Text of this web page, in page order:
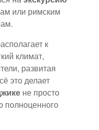
или римским
к
климат,
развитая
это делает
не просто
полноценного